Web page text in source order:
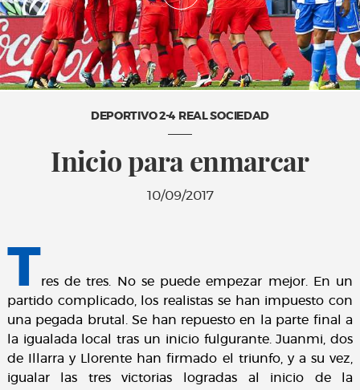
DEPORTIVO 2-4 REAL SOCIEDAD
Inicio para enmarcar
10/09/2017
Tres de tres. No se puede empezar mejor. En un
partido complicado, los realistas se han impuesto con
una pegada brutal. Se han repuesto en la parte final a
la igualada local tras un inicio fulgurante. Juanmi, dos
de Illarra y Llorente han firmado el triunfo, y a su vez,
igualar las tres victorias logradas al inicio de la